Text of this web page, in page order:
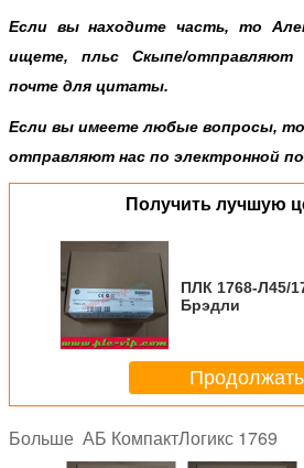
Если вы находите часть, то
ищете, пльс Скыпе/отправляют
почте для цитаты.
Если вы имеете любые вопросы,
отправляют нас по электронной
Получить лучшую
ПЛК 1768-Л45/
Брэдли
Продолжать
Больше АБ КомпактЛогикс 1769